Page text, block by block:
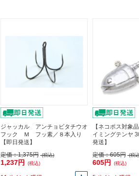
ジャッカル アンチョビタチウオ
フック Ｍ フッ素／８本入り
【即日発送】
定価：1,375円 (税込)
1,237円 (税込)
【ネコポス対象
イミングテンヤ
発送】
定価：605円 (税
605円 (税込)